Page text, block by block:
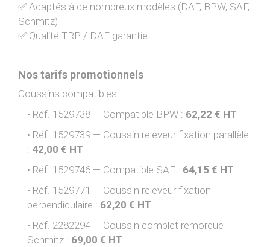
✅ Adaptés à de nombreux modèles (DAF, BPW, SAF,
Schmitz)
✅ Qualité TRP / DAF garantie
Nos tarifs promotionnels
Coussins compatibles :
Réf. 1529738 — Compatible BPW : 62,22 € HT
Réf. 1529739 — Coussin releveur fixation parallèle
: 42,00 € HT
Réf. 1529746 — Compatible SAF : 64,15 € HT
Réf. 1529771 — Coussin releveur fixation
perpendiculaire : 62,20 € HT
Réf. 2282294 — Coussin complet remorque
Schmitz : 69,00 € HT